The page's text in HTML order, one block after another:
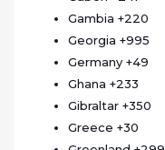
Gambia +220
Georgia +995
Germany +49
Ghana +233
Gibraltar +350
Greece +30